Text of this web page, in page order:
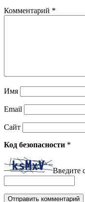
Комментарий *
Имя
Email
Сайт
Код безопасности *
Введите